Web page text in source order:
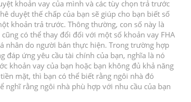
khoản vay của mình và các tùy chọn trả trước
duyệt thế chấp của bạn sẽ giúp cho bạn biết số
khoản trả trước. Thông thường, con số này là
có thể thay đổi đối với một số khoản vay FHA
nhân do người bán thực hiện. Trong trường hợp
đáp ứng yêu cầu tài chính của bạn, nghĩa là nó
khoản vay của bạn hoặc bạn không đủ khả năng
mặt, thì bạn có thể biết rằng ngôi nhà đó
nghĩ rằng ngôi nhà phù hợp với nhu cầu của bạn